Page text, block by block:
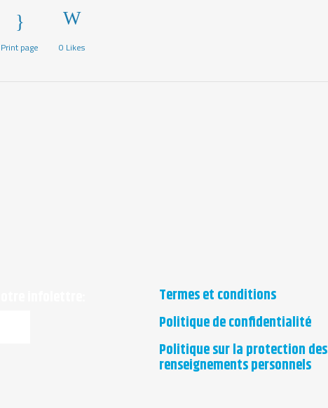
Print page 0 Likes
Termes et conditions
Politique de confidentialité
Politique sur la protection des
renseignements personnels